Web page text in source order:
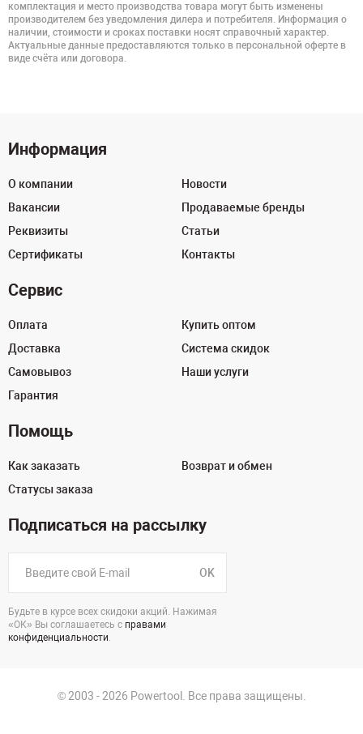
комплектация и место производства товара могут быть изменены
производителем без уведомления дилера и потребителя. Информация о
наличии, стоимости и сроках поставки носят справочный характер.
Актуальные данные предоставляются только в персональной оферте в
виде счёта или договора.
Информация
О компании
Вакансии
Реквизиты
Сертификаты
Новости
Продаваемые бренды
Статьи
Контакты
Сервис
Оплата
Доставка
Самовывоз
Гарантия
Купить оптом
Система скидок
Наши услуги
Помощь
Как заказать
Статусы заказа
Возврат и обмен
Подписаться на рассылку
OK
Будьте в курсе всех скидоки акций. Нажимая
«ОК» Вы соглашаетесь с правами
конфиденциальности.
© 2003 - 2026 Powertool. Все права защищены.